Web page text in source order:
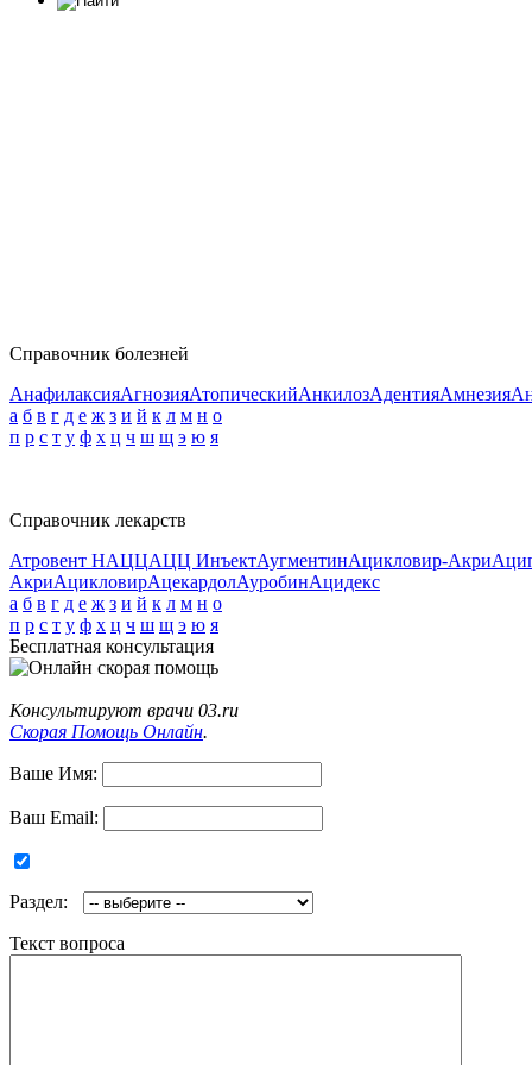
Справочник болезней
АнафилаксияАгнозияАтопическийАнкилозАдентияАмнезия
а б в г д е ж з и й к л м н о
п р с т у ф х ц ч ш щ э ю я
Справочник лекарств
Атровент НАЦЦАЦЦ ИнъектАугментинАцикловир-Акри
АкриАцикловирАцекардолАуробинАцидекс
а б в г д е ж з и й к л м н о
п р с т у ф х ц ч ш щ э ю я
Бесплатная консультация
Консультируют врачи 03.ru
Скорая Помощь Онлайн.
Ваше Имя:
Ваш Email:
Раздел:
Текст вопроса